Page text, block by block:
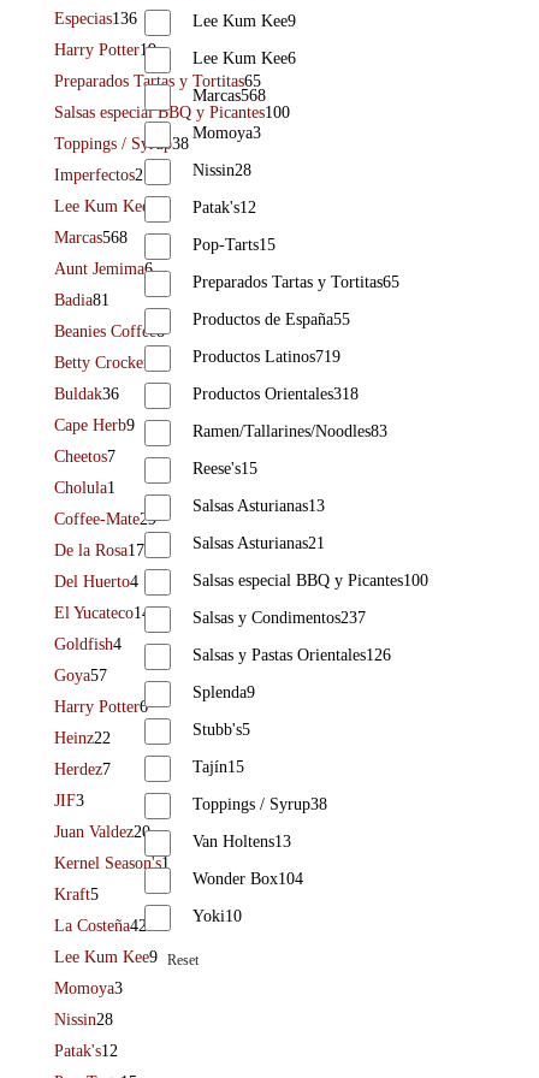
Especias136
Harry Potter19
Preparados Tartas y Tortitas65
Salsas especial BBQ y Picantes100
Toppings / Syrup38
Imperfectos2
Lee Kum Kee
Marcas568
Aunt Jemima6
Badia81
Beanies Coffee8
Betty Crocker
Buldak36
Cape Herb9
Cheetos7
Cholula1
Coffee-Mate29
De la Rosa17
Del Huerto4
El Yucateco14
Goldfish4
Goya57
Harry Potter6
Heinz22
Herdez7
JIF3
Juan Valdez20
Kernel Season's1
Kraft5
La Costeña42
Lee Kum Kee9
Momoya3
Nissin28
Patak's12
Lee Kum Kee9
Lee Kum Kee6
Marcas568
Momoya3
Nissin28
Patak's12
Pop-Tarts15
Preparados Tartas y Tortitas65
Productos de España55
Productos Latinos719
Productos Orientales318
Ramen/Tallarines/Noodles83
Reese's15
Salsas Asturianas13
Salsas Asturianas21
Salsas especial BBQ y Picantes100
Salsas y Condimentos237
Salsas y Pastas Orientales126
Splenda9
Stubb's5
Tajín15
Toppings / Syrup38
Van Holtens13
Wonder Box104
Yoki10
Reset